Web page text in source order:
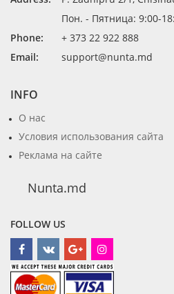
Пон. - Пятница: 9:00-
Phone:
+ 373 22 922 888
Email:
support@nunta.md
INFO
О нас
Условия использования сайта
Реклама на сайте
Nunta.md
FOLLOW US